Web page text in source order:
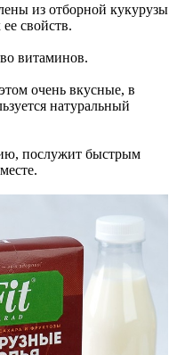
из отборной кукурузы
свойств.
витаминов.
очень вкусные, в
натуральный
послужит быстрым